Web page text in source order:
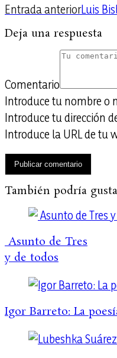
Entrada anteriorLuis
Deja una respuesta
Comentario
Introduce tu nombre o
Introduce tu dirección
Introduce la URL de tu
También podría
Asunto de Tres
y de todos
Igor Barreto: La